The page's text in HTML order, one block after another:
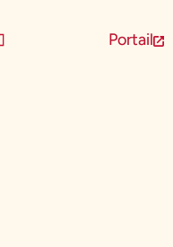
Portail